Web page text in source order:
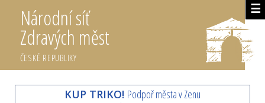
☰
Národní síť
Zdravých měst
ČESKÉ REPUBLIKY
KUP TRIKO! Podpoř města v Zenu